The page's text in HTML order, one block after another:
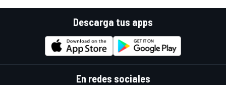
Descarga tus apps
En redes sociales